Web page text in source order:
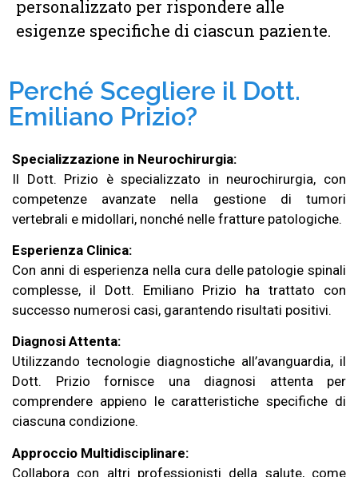
personalizzato per rispondere alle
esigenze specifiche di ciascun paziente.
Perché Scegliere il Dott.
Emiliano Prizio?
Specializzazione in Neurochirurgia:
Il Dott. Prizio è specializzato in neurochirurgia, con
competenze avanzate nella gestione di tumori
vertebrali e midollari, nonché nelle fratture patologiche.
Esperienza Clinica:
Con anni di esperienza nella cura delle patologie spinali
complesse, il Dott. Emiliano Prizio ha trattato con
successo numerosi casi, garantendo risultati positivi.
Diagnosi Attenta:
Utilizzando tecnologie diagnostiche all’avanguardia, il
Dott. Prizio fornisce una diagnosi attenta per
comprendere appieno le caratteristiche specifiche di
ciascuna condizione.
Approccio Multidisciplinare:
Collabora con altri professionisti della salute, come